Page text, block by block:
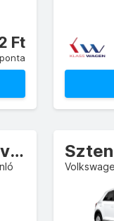
Ft
Kompakt Crossover